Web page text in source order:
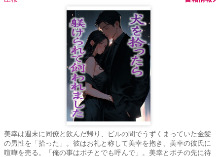
美幸は週末に同僚と飲んだ帰り、ビルの間でうずくまっていた金髪
の男性を「拾った」。彼はお礼と称して美幸を抱き、美幸の彼氏に
喧嘩を売る。「俺の事はポチとでも呼んで」。美幸とポチの先に待